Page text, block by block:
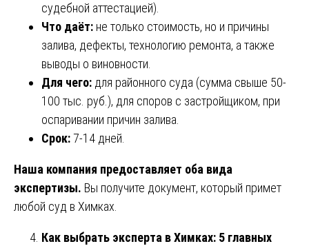
судебной аттестацией).
Что даёт: не только стоимость, но и причины
залива, дефекты, технологию ремонта, а также
выводы о виновности.
Для чего: для районного суда (сумма свыше 50-
100 тыс. руб.), для споров с застройщиком, при
оспаривании причин залива.
Срок: 7-14 дней.
Наша компания предоставляет оба вида
экспертизы. Вы получите документ, который примет
любой суд в Химках.
Как выбрать эксперта в Химках: 5 главных